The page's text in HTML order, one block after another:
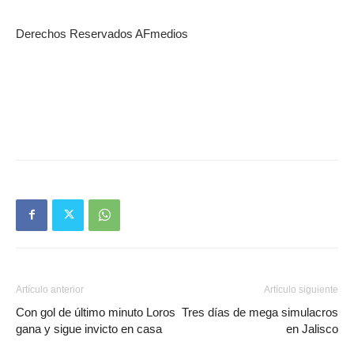
Derechos Reservados AFmedios
Artículo anterior
Con gol de último minuto Loros
gana y sigue invicto en casa
Artículo siguiente
Tres días de mega simulacros
en Jalisco